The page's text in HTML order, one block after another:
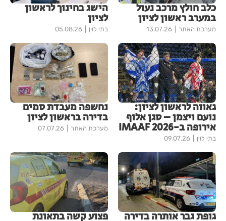
כלב חולץ מרכב נעול
במערב ראשון לציון
מערכת האתר 13.07.26
הישג בחינוך לראשון
לציון
בתי לוין 05.08.26
גאווה לראשון לציון:
נועם ויצמן – סגן אלוף
אירופה ב-IMAAF 2026
בתי לוין 09.07.26
נחשפה מעבדת סמים
בדירה בראשון לציון
מערכת האתר 07.07.26
גופת גבר אותרה בדירה פצוע קשה בתאונת